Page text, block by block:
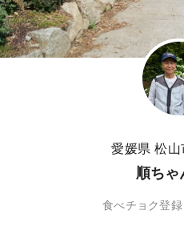
愛媛県 松
順ちゃ
食べチョク登